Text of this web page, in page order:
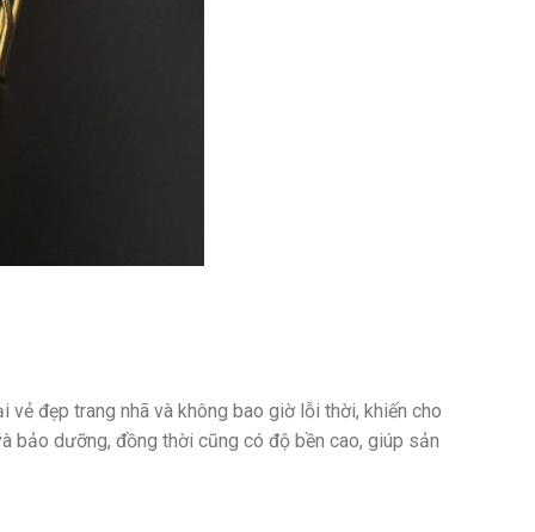
đẹp trang nhã và không bao giờ lỗi thời, khiến cho
bảo dưỡng, đồng thời cũng có độ bền cao, giúp sản